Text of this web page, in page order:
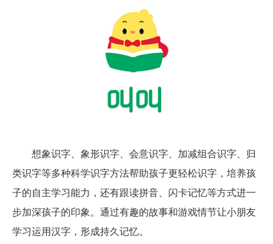
想象识字、象形识字、会意识字、加减组合识字、归
类识字等多种科学识字方法帮助孩子更轻松识字，培养孩
子的自主学习能力，还有跟读拼音、闪卡记忆等方式进一
步加深孩子的印象。通过有趣的故事和游戏情节让小朋友
学习运用汉字，形成持久记忆。